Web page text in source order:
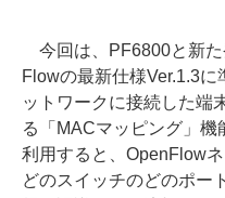
今回は、PF6800と新た
Flowの最新仕様Ver.1.3
ットワークに接続した端
る「MACマッピング」
利用すると、OpenFlow
どのスイッチのどのポー